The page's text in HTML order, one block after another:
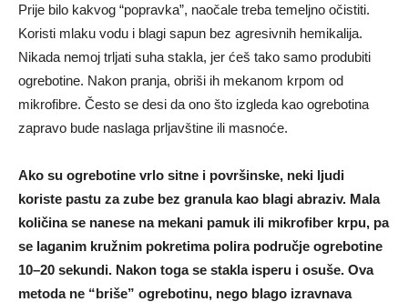
Prije bilo kakvog “popravka”, naočale treba temeljno očistiti.
Koristi mlaku vodu i blagi sapun bez agresivnih hemikalija.
Nikada nemoj trljati suha stakla, jer ćeš tako samo produbiti
ogrebotine. Nakon pranja, obriši ih mekanom krpom od
mikrofibre. Često se desi da ono što izgleda kao ogrebotina
zapravo bude naslaga prljavštine ili masnoće.
Ako su ogrebotine vrlo sitne i površinske, neki ljudi
koriste pastu za zube bez granula kao blagi abraziv. Mala
količina se nanese na mekani pamuk ili mikrofiber krpu, pa
se laganim kružnim pokretima polira područje ogrebotine
10–20 sekundi. Nakon toga se stakla isperu i osuše. Ova
metoda ne “briše” ogrebotinu, nego blago izravnava